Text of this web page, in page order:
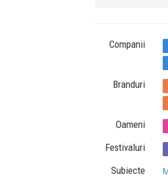
Companii
Branduri
Oameni
Festivaluri
Subiecte